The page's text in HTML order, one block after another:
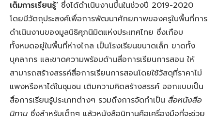
เต็มการเรียนรู้’ ซึ่งได้ดำเนินงานขึ้นในช่วงปี 2019-2020
โดยมีวัตถุประสงค์เพื่อการพัฒนาศักยภาพของครูในพื้นที่การ
ดำเนินงานของมูลนิธิศุภนิมิตแห่งประเทศไทย ซึ่งเกือบ
ทั้งหมดอยู่ในพื้นที่ห่างไกล เป็นโรงเรียนขนาดเล็ก ขาดทั้ง
บุคลากร และขาดความพร้อมด้านสื่อการเรียนการสอน ให้
สามารถสร้างสรรค์สื่อการเรียนการสอนโดยใช้วัสดุที่ราคาไม่
แพงหรือหาได้ในชุมชน เติมความคิดสร้างสรรค์ ออกแบบเป็น
สื่อการเรียนรู้ประเภทต่างๆ รวมถึงการจัดทำเป็น สื่อหนังสือ
นิทาน ซึ่งสำหรับเด็กๆ แล้วหนังสือนิทานคือเครื่องมือที่จะช่วย